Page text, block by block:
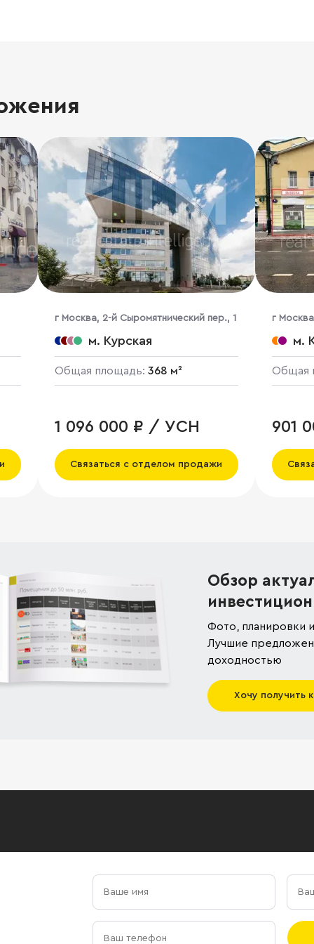
г Москва, 2-й Сыромятнический пер., 1
м. Курская
Общая площадь: 368 м²
1 096 000 ₽ / УСН
Связаться с отделом продажи
г
м.
Общая
901
Обзор
Фото, планировки
Лучшие
доходностью
Хочу получить